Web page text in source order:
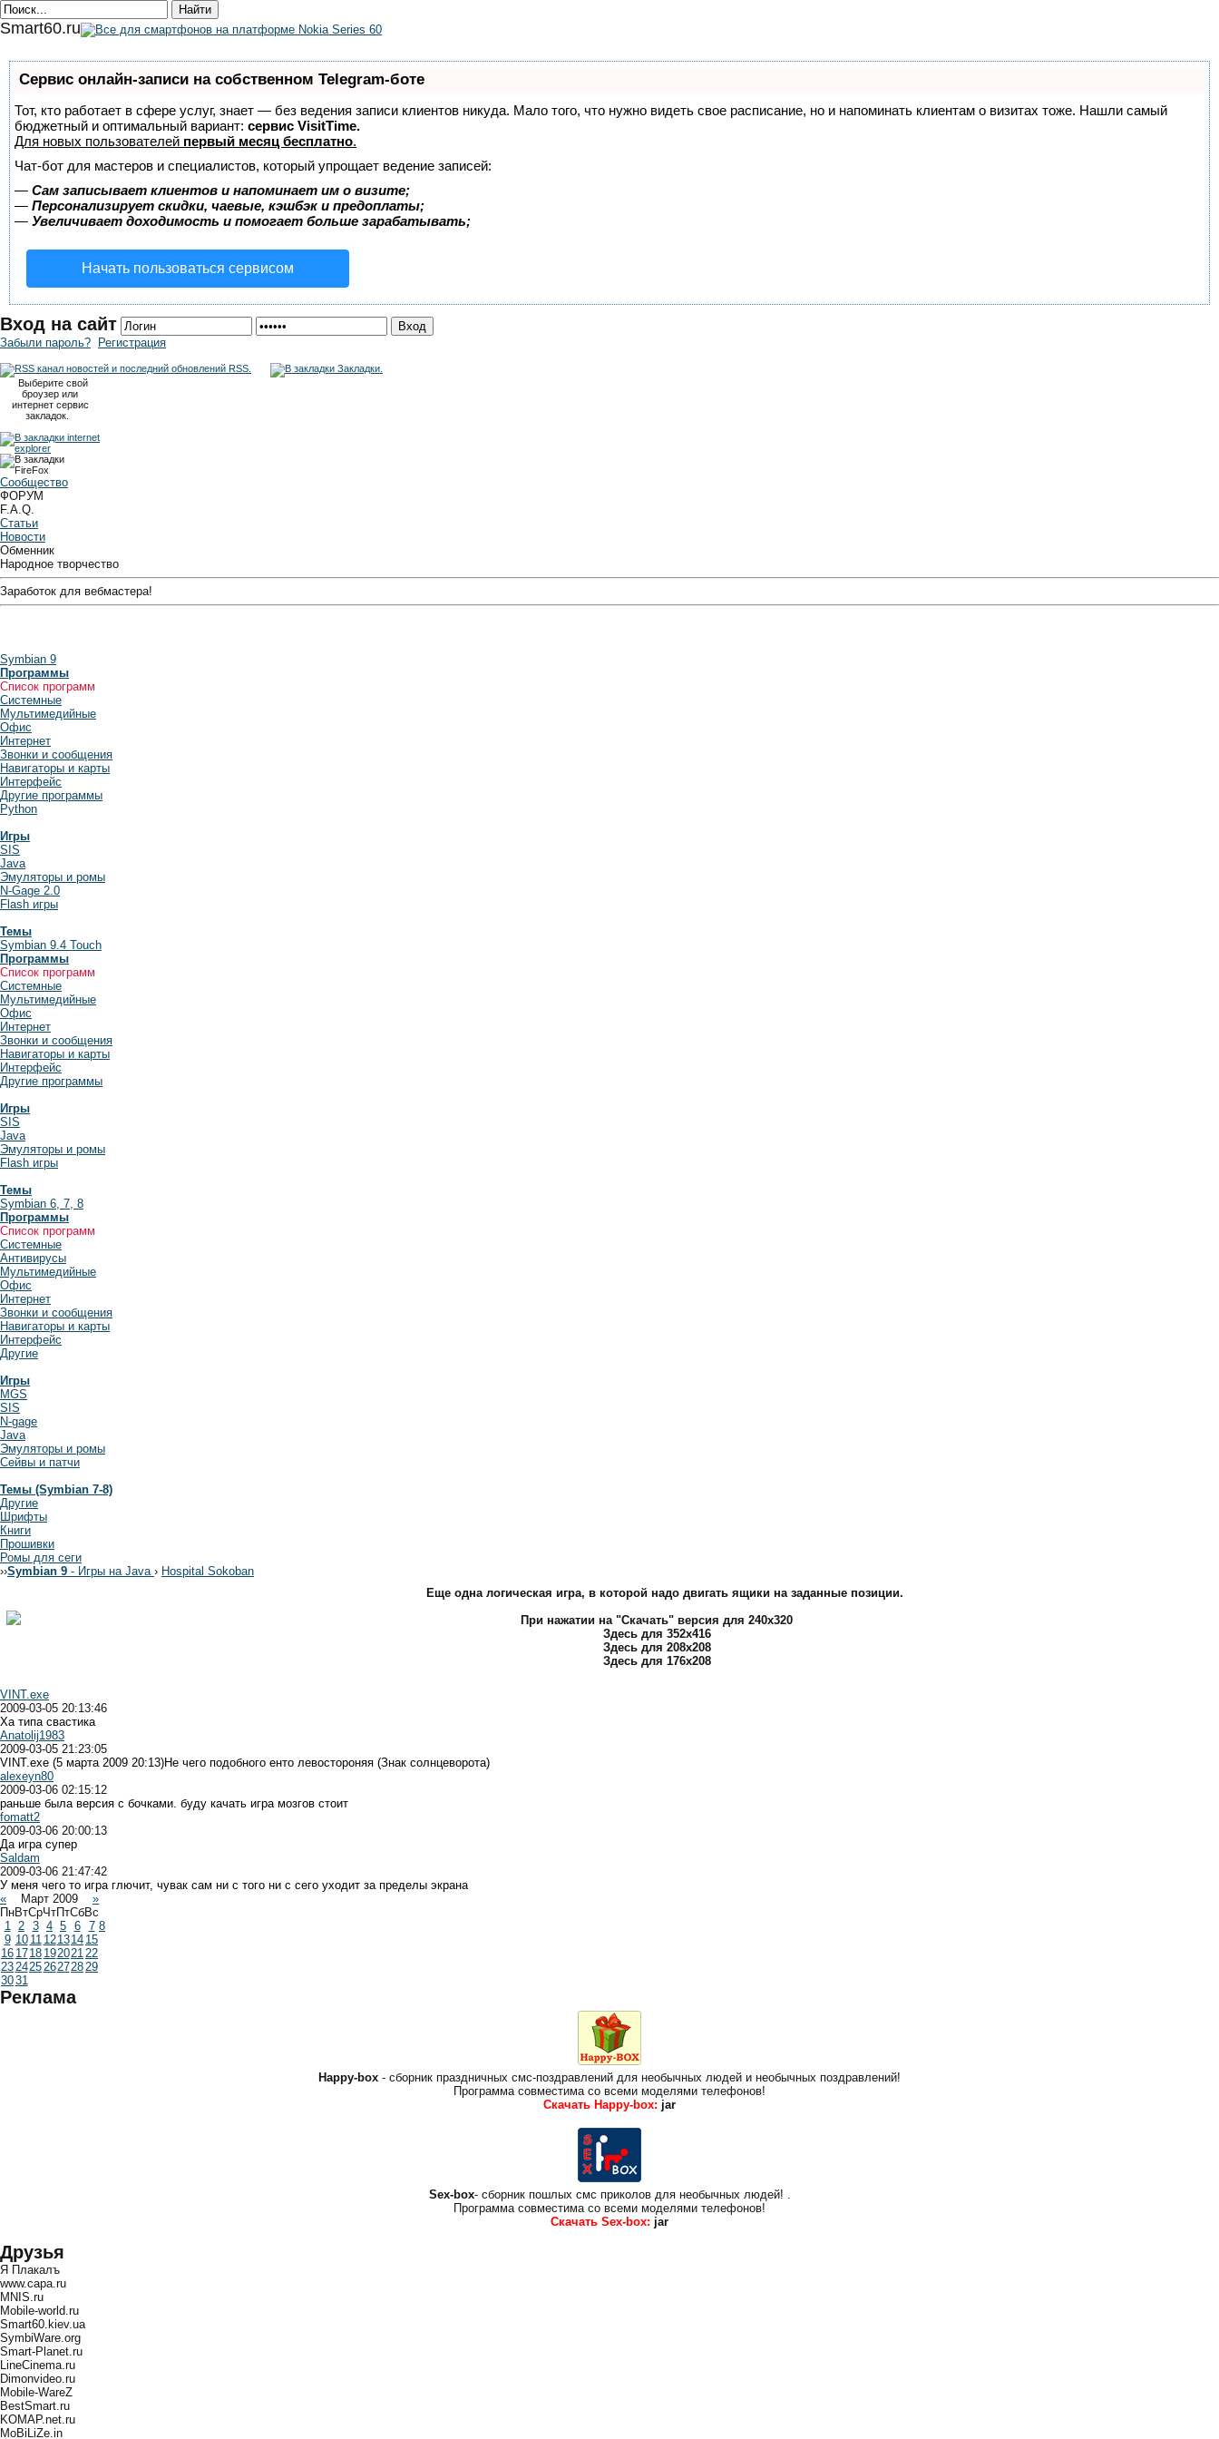
Smart60.ru
Сервис онлайн-записи на собственном Telegram-боте
Тот, кто работает в сфере услуг, знает — без ведения записи клиентов никуда. Мало того, что нужно видеть свое расписание, но и напоминать клиентам о визитах тоже. Нашли самый
бюджетный и оптимальный вариант: сервис VisitTime.
Для новых пользователей первый месяц бесплатно.
Чат-бот для мастеров и специалистов, который упрощает ведение записей:
— Сам записывает клиентов и напоминает им о визите;
— Персонализирует скидки, чаевые, кэшбэк и предоплаты;
— Увеличивает доходимость и помогает больше зарабатывать;
Начать пользоваться сервисом
Вход на сайт
Забыли пароль? Регистрация
RSS.
Закладки.
Выберите свой
броузер или
интернет сервис
закладок.
Сообщество
ФОРУМ
F.A.Q.
Статьи
Новости
Обменник
Народное творчество
Заработок для вебмастера!
Symbian 9
Программы
Список программ
Системные
Мультимедийные
Офис
Интернет
Звонки и сообщения
Навигаторы и карты
Интерфейс
Другие программы
Python
Игры
SIS
Java
Эмуляторы и ромы
N-Gage 2.0
Flash игры
Темы
Symbian 9.4 Touch
Программы
Список программ
Системные
Мультимедийные
Офис
Интернет
Звонки и сообщения
Навигаторы и карты
Интерфейс
Другие программы
Игры
SIS
Java
Эмуляторы и ромы
Flash игры
Темы
Symbian 6, 7, 8
Программы
Список программ
Системные
Антивирусы
Мультимедийные
Офис
Интернет
Звонки и сообщения
Навигаторы и карты
Интерфейс
Другие
Игры
MGS
SIS
N-gage
Java
Эмуляторы и ромы
Сейвы и патчи
Темы (Symbian 7-8)
Другие
Шрифты
Книги
Прошивки
Ромы для сеги
››Symbian 9 - Игры на Java › Hospital Sokoban
Еще одна логическая игра, в которой надо двигать ящики на заданные позиции.
При нажатии на "Скачать" версия для 240х320
Здесь для 352х416
Здесь для 208х208
Здесь для 176х208
VINT.exe
2009-03-05 20:13:46
Ха типа свастика
Anatolij1983
2009-03-05 21:23:05
VINT.exe (5 марта 2009 20:13)Не чего подобного енто левостороняя (Знак солнцеворота)
alexeyn80
2009-03-06 02:15:12
раньше была версия с бочками. буду качать игра мозгов стоит
fomatt2
2009-03-06 20:00:13
Да игра супер
Saldam
2009-03-06 21:47:42
У меня чего то игра глючит, чувак сам ни с того ни с сего уходит за пределы экрана
«
Март 2009
»
ПнВтСрЧтПтСбВс
1 2 3 4 5 6 7 8
9 10 11 121314 15
16 1718 19202122
23242526272829
3031
Реклама
Happy-box - сборник праздничных смс-поздравлений для необычных людей и необычных поздравлений!
Программа совместима со всеми моделями телефонов!
Скачать Happy-box: jar
Sex-box- сборник пошлых смс приколов для необычных людей! .
Программа совместима со всеми моделями телефонов!
Скачать Sex-box: jar
Друзья
Я Плакалъ
www.capa.ru
MNIS.ru
Mobile-world.ru
Smart60.kiev.ua
SymbiWare.org
Smart-Planet.ru
LineCinema.ru
Dimonvideo.ru
Mobile-WareZ
BestSmart.ru
KOMAP.net.ru
MoBiLiZe.in